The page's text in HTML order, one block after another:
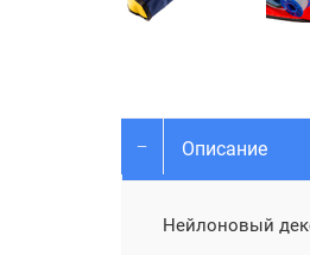
Описание
Нейлоновый